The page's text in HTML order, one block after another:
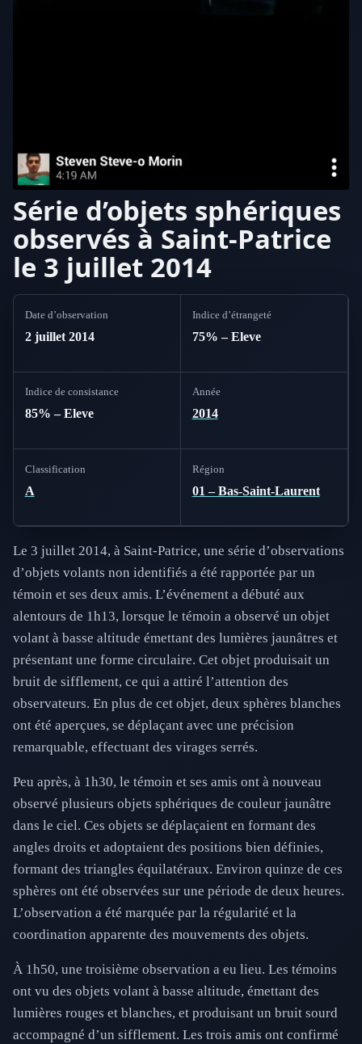
Série d’objets sphériques
observés à Saint-Patrice
le 3 juillet 2014
Date d’observation
2 juillet 2014
Indice d’étrangeté
75% – Eleve
Indice de consistance
85% – Eleve
Année
2014
Classification
A
Région
01 – Bas-Saint-Laurent
Le 3 juillet 2014, à Saint-Patrice, une série d’observations
d’objets volants non identifiés a été rapportée par un
témoin et ses deux amis. L’événement a débuté aux
alentours de 1h13, lorsque le témoin a observé un objet
volant à basse altitude émettant des lumières jaunâtres et
présentant une forme circulaire. Cet objet produisait un
bruit de sifflement, ce qui a attiré l’attention des
observateurs. En plus de cet objet, deux sphères blanches
ont été aperçues, se déplaçant avec une précision
remarquable, effectuant des virages serrés.
Peu après, à 1h30, le témoin et ses amis ont à nouveau
observé plusieurs objets sphériques de couleur jaunâtre
dans le ciel. Ces objets se déplaçaient en formant des
angles droits et adoptaient des positions bien définies,
formant des triangles équilatéraux. Environ quinze de ces
sphères ont été observées sur une période de deux heures.
L’observation a été marquée par la régularité et la
coordination apparente des mouvements des objets.
À 1h50, une troisième observation a eu lieu. Les témoins
ont vu des objets volant à basse altitude, émettant des
lumières rouges et blanches, et produisant un bruit sourd
accompagné d’un sifflement. Les trois amis ont confirmé